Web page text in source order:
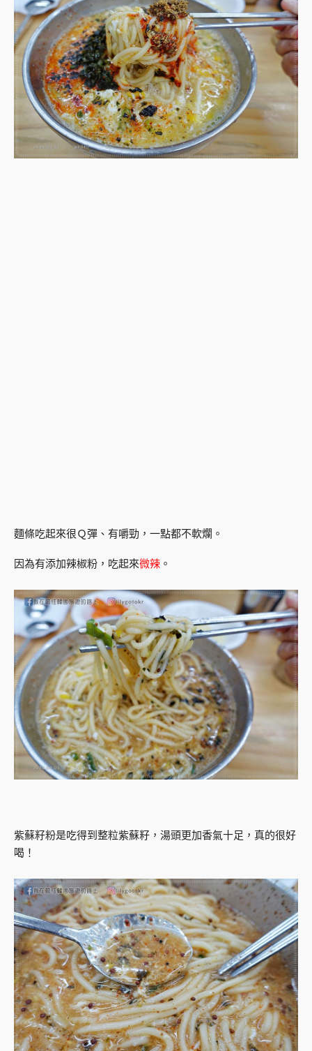
麵條吃起來很Ｑ彈、有嚼勁，一點都不軟爛。
因為有添加辣椒粉，吃起來微辣 。
紫蘇籽粉是吃得到整粒紫蘇籽，湯頭更加香氣十足，真的很好
喝！